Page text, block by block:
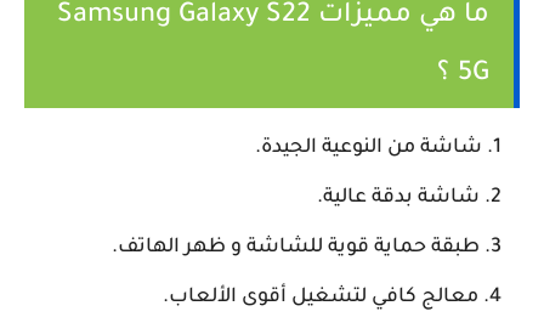
ما هي مميزات Samsung Galaxy S22
5G ؟
شاشة من النوعية الجيدة.
شاشة بدقة عالية.
طبقة حماية قوية للشاشة و ظهر الهاتف.
معالج كافي لتشغيل أقوى الألعاب.